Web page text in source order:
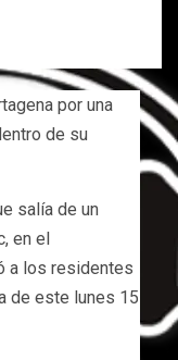
por una
de su
salía de un
en el
a los residentes
de este lunes 15